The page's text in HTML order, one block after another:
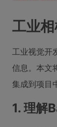
工业
工业视觉开
信息。本文
集成到项目
1. 理解